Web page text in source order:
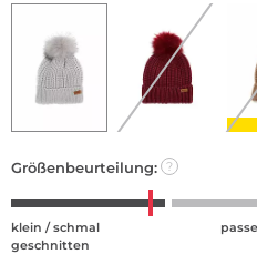
Größenbeurteilung: ?
klein / schmal
geschnitten